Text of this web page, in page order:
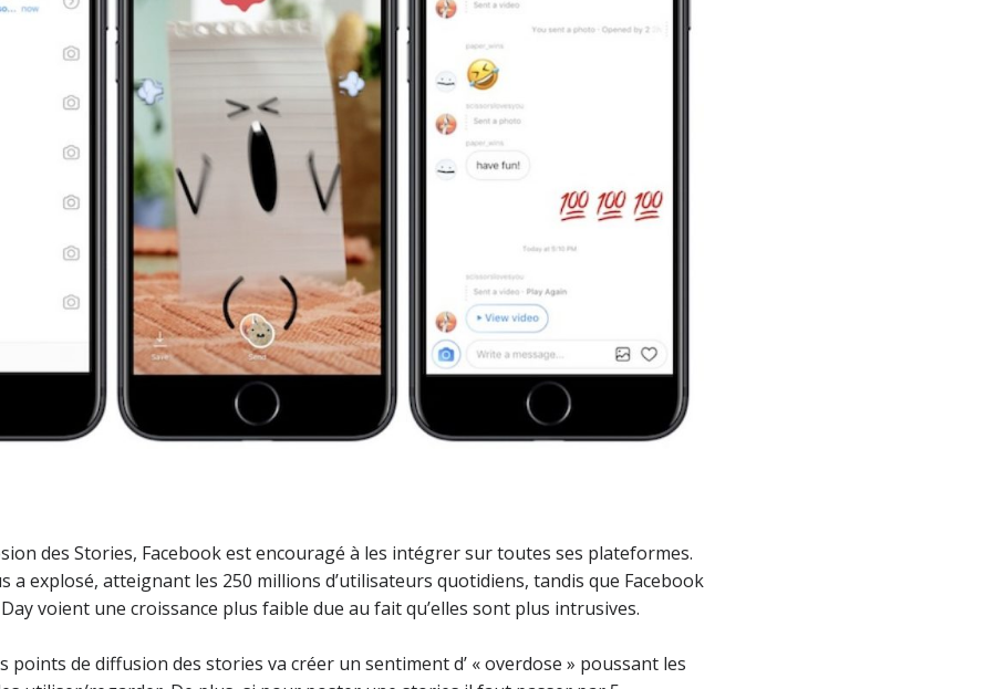
des Stories, Facebook est encouragé à les intégrer sur toutes ses plateformes.
a explosé, atteignant les 250 millions d’utilisateurs quotidiens, tandis que Facebook
voient une croissance plus faible due au fait qu’elles sont plus intrusives.
points de diffusion des stories va créer un sentiment d’ « overdose » poussant les